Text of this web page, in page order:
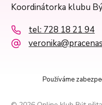
Koordinátorka klubu
tel: 728 18 21 94
Používáme